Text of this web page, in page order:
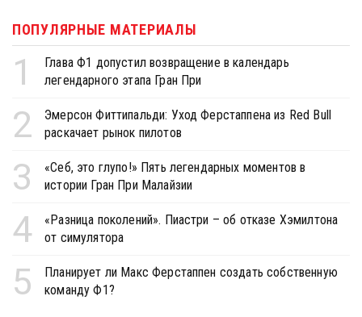
ПОПУЛЯРНЫЕ МАТЕРИАЛЫ
1
Глава Ф1 допустил возвращение в календарь
легендарного этапа Гран При
2
Эмерсон Фиттипальди: Уход Ферстаппена из Red Bull
раскачает рынок пилотов
3
«Себ, это глупо!» Пять легендарных моментов в
истории Гран При Малайзии
4
«Разница поколений». Пиастри – об отказе Хэмилтона
от симулятора
5
Планирует ли Макс Ферстаппен создать собственную
команду Ф1?